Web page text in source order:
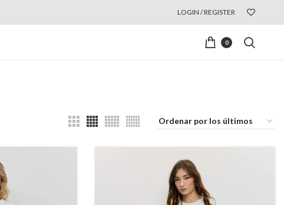
LOGIN / REGISTER
0